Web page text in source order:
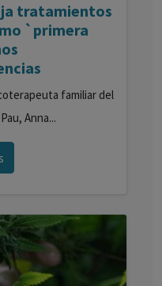
tratamientos
`primera
familiar del
Anna...